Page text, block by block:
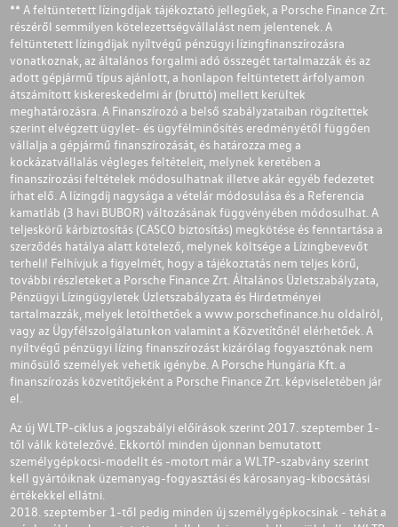
** A feltüntetett lízingdíjak tájékoztató jellegűek, a Porsche Finance Zrt.
részéről semmilyen kötelezettségvállalást nem jelentenek. A
feltüntetett lízingdíjak nyíltvégű pénzügyi lízingfinanszírozásra
vonatkoznak, az általános forgalmi adó összegét tartalmazzák és az
adott gépjármű típus ajánlott, a honlapon feltüntetett árfolyamon
átszámított kiskereskedelmi ár (bruttó) mellett kerültek
meghatározásra. A Finanszírozó a belső szabályzataiban rögzítettek
szerint elvégzett ügylet- és ügyfélminősítés eredményétől függően
vállalja a gépjármű finanszírozását, és határozza meg a
kockázatvállalás végleges feltételeit, melynek keretében a
finanszírozási feltételek módosulhatnak illetve akár egyéb fedezetet
írhat elő. A lízingdíj nagysága a vételár módosulása és a Referencia
kamatláb (3 havi BUBOR) változásának függvényében módosulhat. A
teljeskörű kárbiztosítás (CASCO biztosítás) megkötése és fenntartása a
szerződés hatálya alatt kötelező, melynek költsége a Lízingbevevőt
terheli! Felhívjuk a figyelmét, hogy a tájékoztatás nem teljes körű,
további részleteket a Porsche Finance Zrt. Általános Üzletszabályzata,
Pénzügyi Lízingügyletek Üzletszabályzata és Hirdetményei
tartalmazzák, melyek letölthetőek a www.porschefinance.hu oldalról,
vagy az Ügyfélszolgálatunkon valamint a Közvetítőnél elérhetőek. A
nyíltvégű pénzügyi lízing finanszírozást kizárólag fogyasztónak nem
minősülő személyek vehetik igénybe. A Porsche Hungária Kft. a
finanszírozás közvetítőjeként a Porsche Finance Zrt. képviseletében jár
el.
Az új WLTP-ciklus a jogszabályi előírások szerint 2017. szeptember 1-
től válik kötelezővé. Ekkortól minden újonnan bemutatott
személygépkocsi-modellt és -motort már a WLTP-szabvány szerint
kell gyártóiknak üzemanyag-fogyasztási és károsanyag-kibocsátási
értékekkel ellátni.
2018. szeptember 1-től pedig minden új személygépkocsinak - tehát a